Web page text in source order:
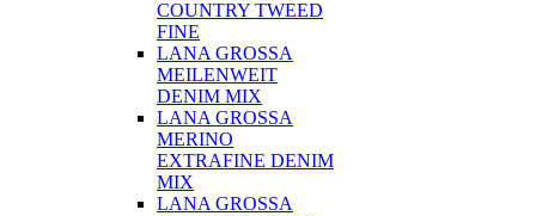
COUNTRY TWEED
FINE
LANA GROSSA
MEILENWEIT
DENIM MIX
LANA GROSSA
MERINO
EXTRAFINE DENIM
MIX
LANA GROSSA